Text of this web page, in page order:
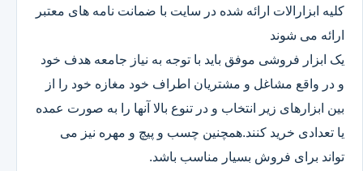
کلیه ابزارالات ارائه شده در سایت با ضمانت نامه های معتبر
ارائه می شوند
یک ابزار فروشی موفق باید با توجه به نیاز جامعه هدف خود
و در واقع مشاغل و مشتریان اطراف خود مغازه خود را از
بین ابزارهای زیر انتخاب و در تنوع بالا آنها را به صورت عمده
یا تعدادی خرید کنند.همچنین چسب و پیچ و مهره نیز می
تواند برای فروش بسیار مناسب باشد.